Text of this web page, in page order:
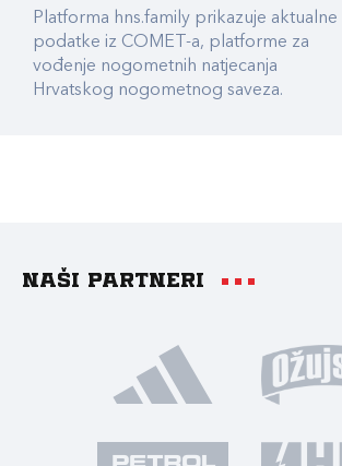
Platforma hns.family prikazuje aktualne
podatke iz COMET-a, platforme za
vođenje nogometnih natjecanja
Hrvatskog nogometnog saveza.
Naši partneri